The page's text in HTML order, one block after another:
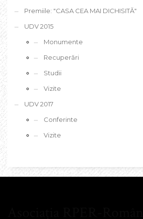
Premiile: "CASA CEA MAI DICHISITĂ"
UDV 2015
Monumente
Recuperări
Studii
Vizite
UDV 2017
Conferinte
Vizite